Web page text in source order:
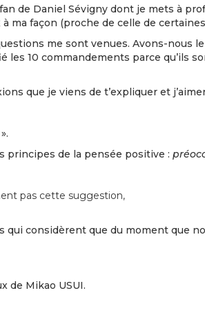
de Daniel Sévigny dont je mets à
ma façon (proche de celle de
me sont venues. Avons-nous
10 commandements parce qu’ils
que je viens de t’expliquer et
principes de la pensée positive :
pas cette suggestion,
qui considèrent que du moment que
de Mikao USUI.